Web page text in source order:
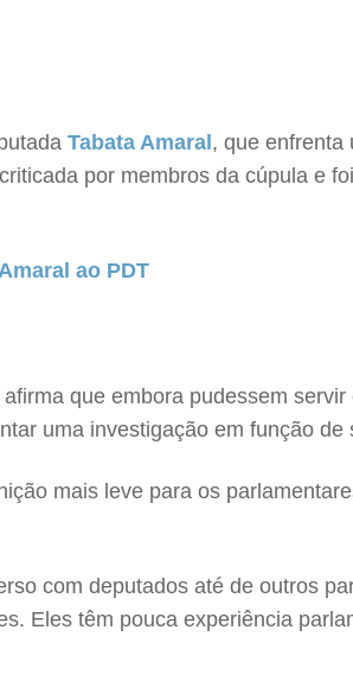
Tabata Amaral , que enfrenta
por membros da cúpula e
ao PDT
afirma que embora pudessem servir
uma investigação em função
mais leve para os
com deputados até de outros
Eles têm pouca experiência